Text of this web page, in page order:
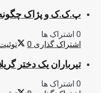
پ.ک.ک و پژاک چگونه
0 اشتراک ها
اشتراک گذاری 0
تیرباران یک دختر
0 اشتراک ها